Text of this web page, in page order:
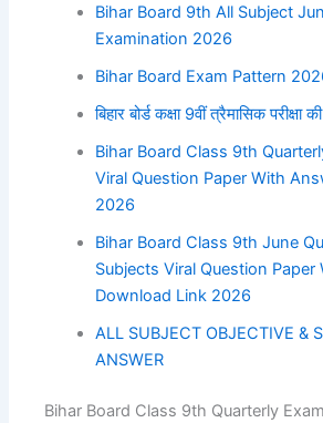
Bihar Board 9th All Subject
Examination 2026
Bihar Board Exam Pattern
बिहार बोर्ड कक्षा 9वीं त्रैमासिक परीक्षा
Bihar Board Class 9th
Viral Question Paper With
2026
Bihar Board Class 9th June
Subjects Viral Question
Download Link 2026
ALL SUBJECT OBJECTIVE &
ANSWER
Bihar Board Class 9th Quarterly